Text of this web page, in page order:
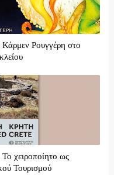
Ρουγγέρη στο
χειροποίητο ως
Τουρισμού